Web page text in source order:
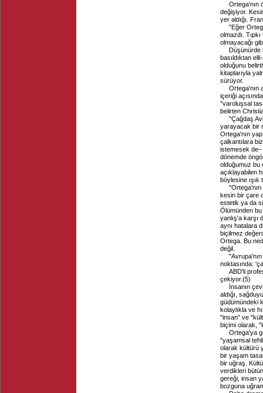
Ortega'nın
değişiyor.
yer aldığı.
"Eğer
olmazdı.
olmayacağı
Düşünürde
basıldıktan
olduğunu
kitaplarıyla
sürüyor.
Ortega'nın
içeriği
"varoluşsal
belirten
"Çağdaş
yarayacak bir
Ortega'nın
çalkantılara
istemesek de–
dönemde
olduğumuz bu
açıklayabilen
böylesine ışık
kesin bir çare
estetik ya da
Ölümünden bu
yanlış'a karşı
aynı hatalara
biçilmez
Ortega. Bu
değil.
noktasında:
ABD'li
çekiyor.(5)
İnsanın
aldığı,
güdümündeki
kolaylıkla ve
"insan" ve
biçimi olarak,
Ortega'ya
"yaşamsal
olarak kültürü
bir yaşam
bir uğraş.
verdikleri
gereği, insan
bozguna